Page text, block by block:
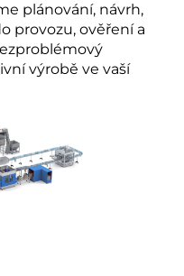
plánování, návrh,
provozu, ověření a
výrobě ve vaší